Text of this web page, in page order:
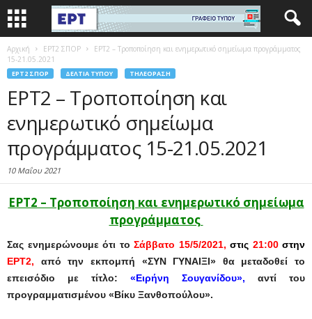
Αρχική EΡΤ2 ΣΠΟΡ
ΕΡΤ2 – Tροποποίηση και ενημερωτικό σημείωμα προγράμματος
15-21.05.2021
EΡΤ2 ΣΠΟΡ ΔΕΛΤΊΑ ΤΎΠΟΥ ΤΗΛΕΌΡΑΣΗ
ΕΡΤ2 – Tροποποίηση και
ενημερωτικό σημείωμα
προγράμματος 15-21.05.2021
10 Μαΐου 2021
ΕΡΤ2 – Tροποποίηση και ενημερωτικό σημείωμα
προγράμματος
Σας ενημερώνουμε ότι το Σάββατο 15/5/2021, στις 21:00 στην
ΕΡΤ2, από την εκπομπή «ΣΥΝ ΓΥΝΑΙΞΙ» θα μεταδοθεί το
επεισόδιο με τίτλο: «Ειρήνη Σουγανίδου», αντί του
προγραμματισμένου «Βίκυ Ξανθοπούλου».